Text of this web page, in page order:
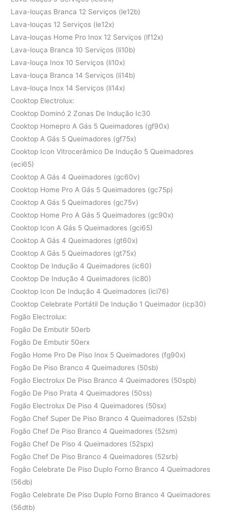
Lava-louças Branca 12 Serviços (le12b)
Lava-louças 12 Serviços (le12x)
Lava-louças Home Pro Inox 12 Serviços (lf12x)
Lava-louça Branca 10 Serviços (li10b)
Lava-louça Inox 10 Serviços (li10x)
Lava-louça Branca 14 Serviços (li14b)
Lava-louça Inox 14 Serviços (li14x)
Cooktop Electrolux:
Cooktop Dominó 2 Zonas De Indução Ic30
Cooktop Homepro A Gás 5 Queimadores (gf90x)
Cooktop A Gás 5 Queimadores (gf75x)
Cooktop Icon Vitrocerâmico De Indução 5 Queimadores
(eci65)
Cooktop A Gás 4 Queimadores (gc60v)
Cooktop Home Pro A Gás 5 Queimadores (gc75p)
Cooktop A Gás 5 Queimadores (gc75v)
Cooktop Home Pro A Gás 5 Queimadores (gc90x)
Cooktop Icon A Gás 5 Queimadores (gci65)
Cooktop A Gás 4 Queimadores (gt60x)
Cooktop A Gás 5 Queimadores (gt75x)
Cooktop De Indução 4 Queimadores (ic60)
Cooktop De Indução 4 Queimadores (ic80)
Cooktop Icon De Indução 4 Queimadores (ici76)
Cooktop Celebrate Portátil De Indução 1 Queimador (icp30)
Fogão Electrolux:
Fogão De Embutir 50erb
Fogão De Embutir 50erx
Fogão Home Pro De Piso Inox 5 Queimadores (fg90x)
Fogão De Piso Branco 4 Queimadores (50sb)
Fogão Electrolux De Piso Branco 4 Queimadores (50spb)
Fogão De Piso Prata 4 Queimadores (50ss)
Fogão Electrolux De Piso 4 Queimadores (50sx)
Fogão Chef Super De Piso Branco 4 Queimadores (52sb)
Fogão Chef De Piso Branco 4 Queimadores (52sm)
Fogão Chef De Piso 4 Queimadores (52spx)
Fogão Chef De Piso Branco 4 Queimadores (52srb)
Fogão Celebrate De Piso Duplo Forno Branco 4 Queimadores
(56db)
Fogão Celebrate De Piso Duplo Forno Branco 4 Queimadores
(56dtb)